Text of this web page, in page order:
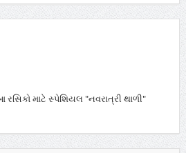
રસિકો માટે સ્પેશિયલ "નવરાત્રી થાળી"